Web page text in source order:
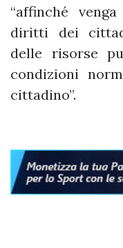
“affinché
diritti dei
delle risorse
condizioni
cittadino”.